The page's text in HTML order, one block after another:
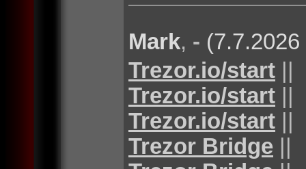
Mark, -
Trezor.io/start ||
Trezor.io/start ||
Trezor.io/start ||
Trezor Bridge ||